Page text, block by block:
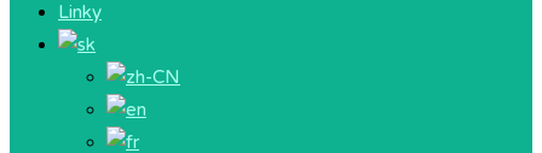
Linky